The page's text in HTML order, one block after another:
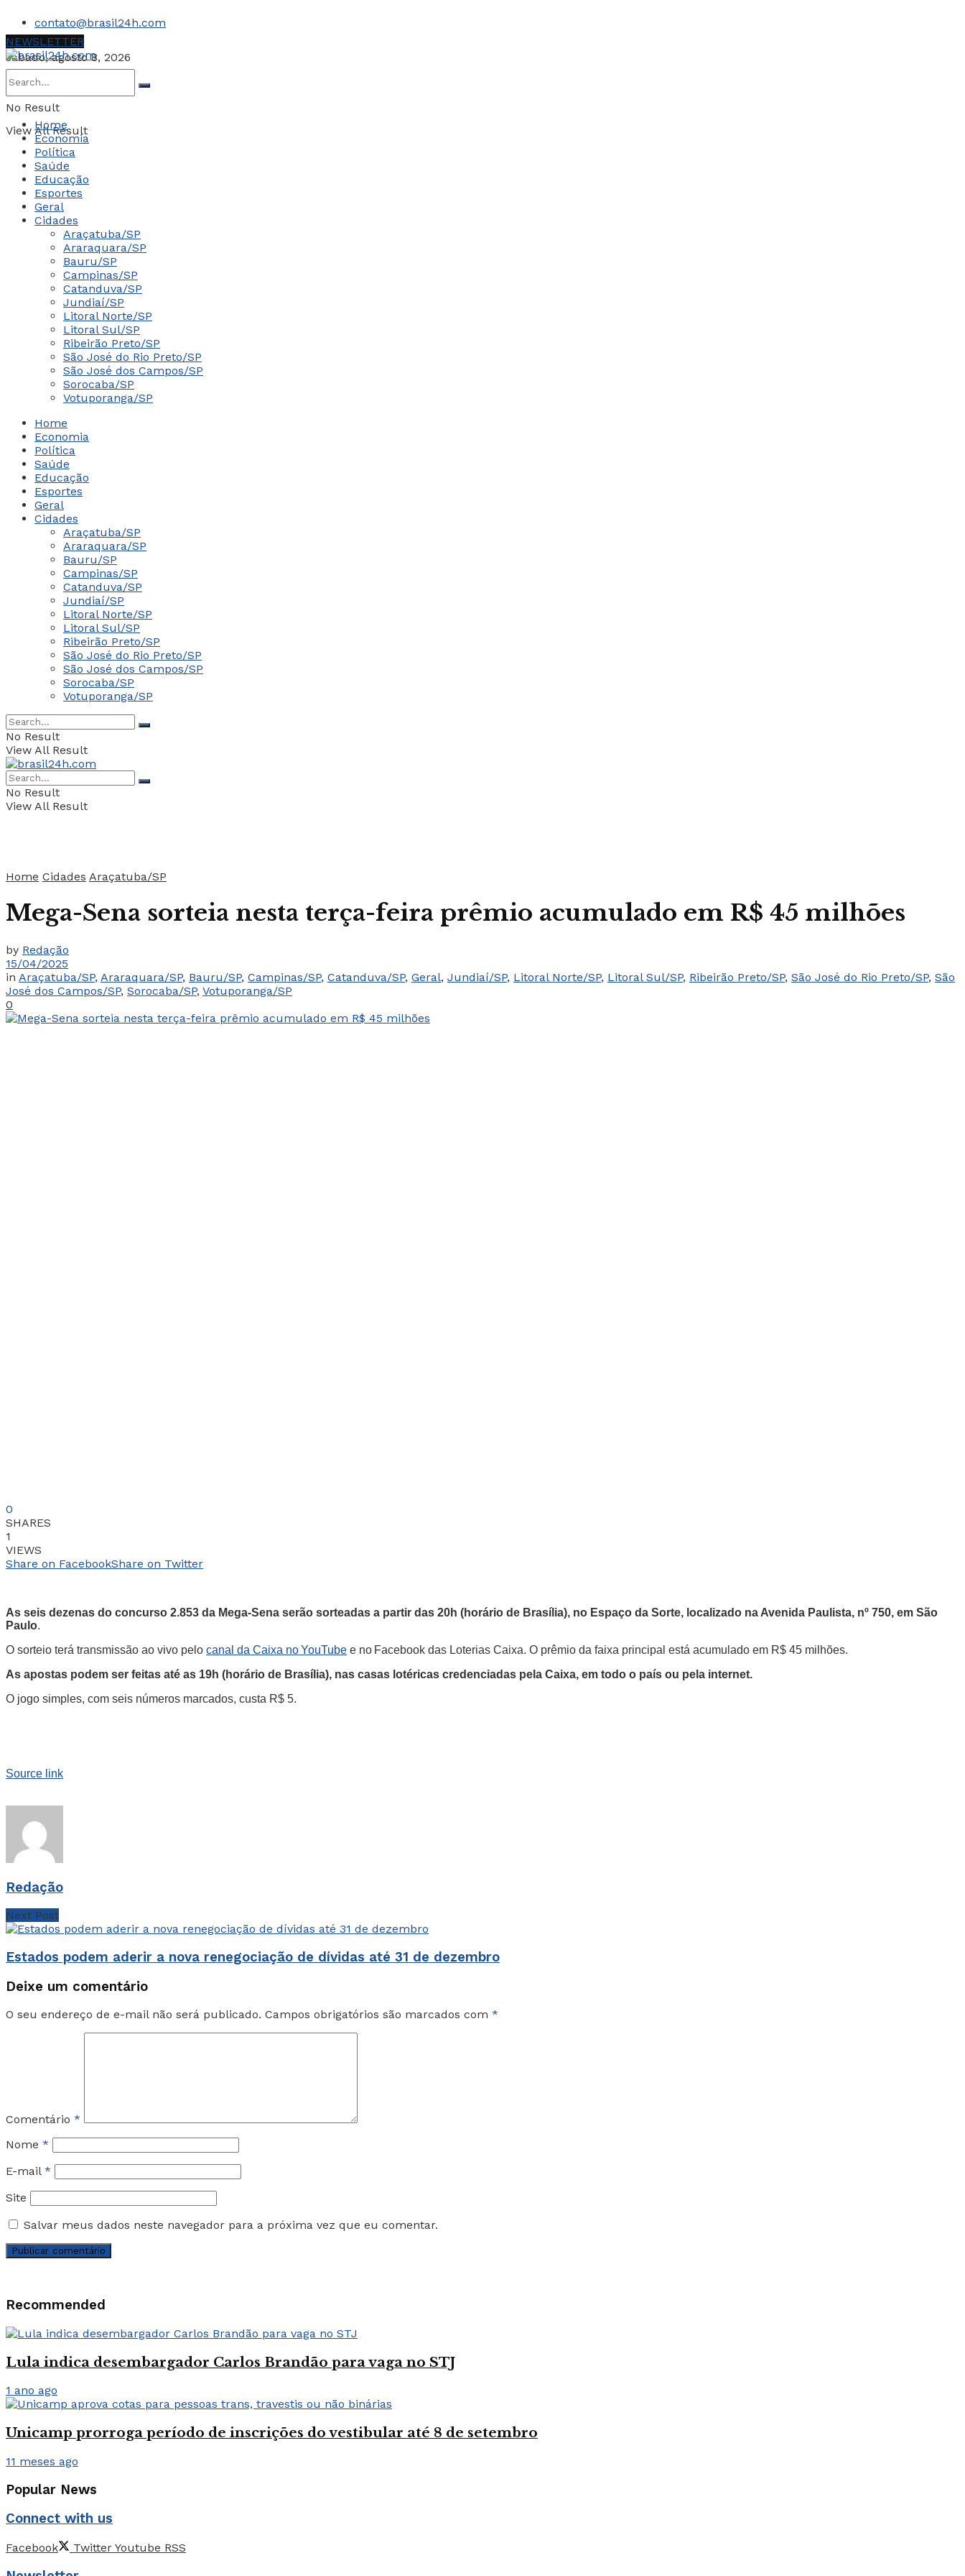
contato@brasil24h.com
sábado, agosto 8, 2026
No Result
View All Result
NEWSLETTER
Home
Economia
Política
Saúde
Educação
Esportes
Geral
Cidades
Araçatuba/SP
Araraquara/SP
Bauru/SP
Campinas/SP
Catanduva/SP
Jundiaí/SP
Litoral Norte/SP
Litoral Sul/SP
Ribeirão Preto/SP
São José do Rio Preto/SP
São José dos Campos/SP
Sorocaba/SP
Votuporanga/SP
Home
Economia
Política
Saúde
Educação
Esportes
Geral
Cidades
Araçatuba/SP
Araraquara/SP
Bauru/SP
Campinas/SP
Catanduva/SP
Jundiaí/SP
Litoral Norte/SP
Litoral Sul/SP
Ribeirão Preto/SP
São José do Rio Preto/SP
São José dos Campos/SP
Sorocaba/SP
Votuporanga/SP
No Result
View All Result
No Result
View All Result
Home Cidades Araçatuba/SP
Mega-Sena sorteia nesta terça-feira prêmio acumulado em R$ 45 milhões
by Redação
15/04/2025
in Araçatuba/SP, Araraquara/SP, Bauru/SP, Campinas/SP, Catanduva/SP, Geral, Jundiaí/SP, Litoral Norte/SP, Litoral Sul/SP, Ribeirão Preto/SP, São José do Rio Preto/SP, São
José dos Campos/SP, Sorocaba/SP, Votuporanga/SP
0
0
SHARES
1
VIEWS
Share on FacebookShare on Twitter
As seis dezenas do concurso 2.853 da Mega-Sena serão sorteadas a partir das 20h (horário de Brasília), no Espaço da Sorte, localizado na Avenida Paulista, nº 750, em São
Paulo.
O sorteio terá transmissão ao vivo pelo canal da Caixa no YouTube e no Facebook das Loterias Caixa. O prêmio da faixa principal está acumulado em R$ 45 milhões.
As apostas podem ser feitas até as 19h (horário de Brasília), nas casas lotéricas credenciadas pela Caixa, em todo o país ou pela internet.
O jogo simples, com seis números marcados, custa R$ 5.
Source link
Redação
Next Post
Estados podem aderir a nova renegociação de dívidas até 31 de dezembro
Deixe um comentário
O seu endereço de e-mail não será publicado. Campos obrigatórios são marcados com *
Comentário *
Nome *
E-mail *
Site
Salvar meus dados neste navegador para a próxima vez que eu comentar.
Recommended
Lula indica desembargador Carlos Brandão para vaga no STJ
1 ano ago
Unicamp prorroga período de inscrições do vestibular até 8 de setembro
11 meses ago
Popular News
Connect with us
Facebook Twitter Youtube RSS